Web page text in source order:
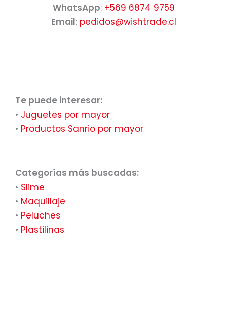
WhatsApp: +569 6874 9759
Email: pedidos@wishtrade.cl
Te puede interesar:
• Juguetes por mayor
• Productos Sanrio por mayor
Categorías más buscadas:
• Slime
• Maquillaje
• Peluches
• Plastilinas